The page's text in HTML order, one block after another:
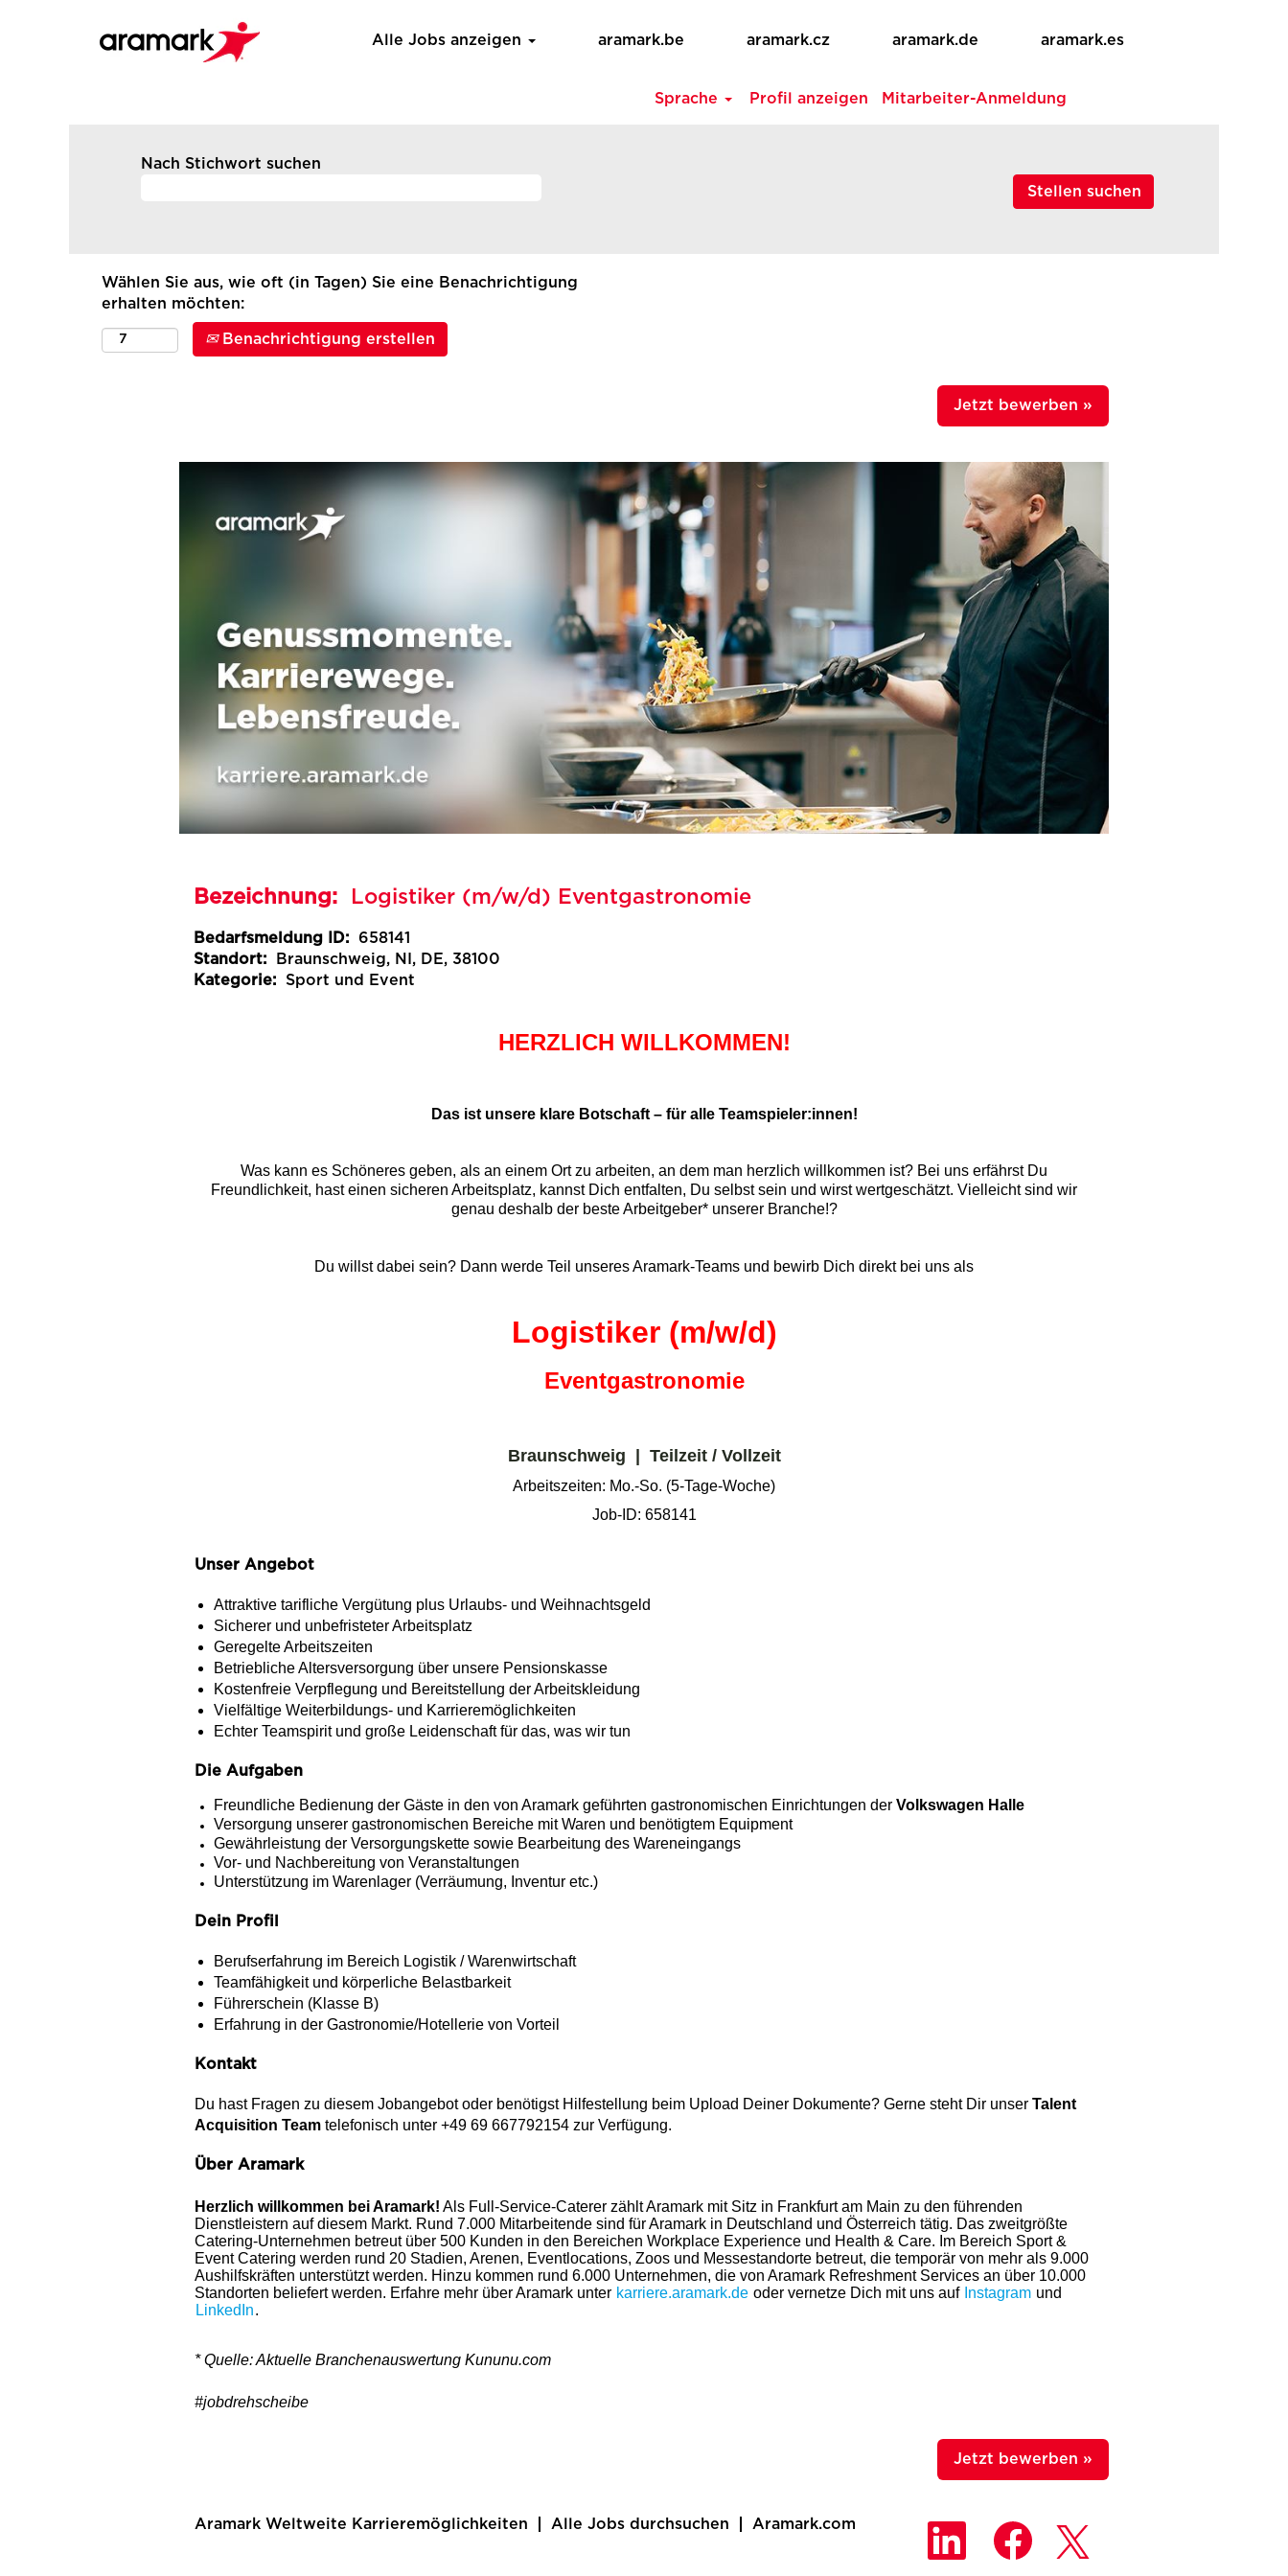
Alle Jobs anzeigen aramark.be aramark.cz aramark.de aramark.es
Sprache Profil anzeigen Mitarbeiter-Anmeldung
Nach Stichwort suchen
Wählen Sie aus, wie oft (in Tagen) Sie eine Benachrichtigung
erhalten möchten:
Benachrichtigung erstellen
Jetzt bewerben »
Bezeichnung: Logistiker (m/w/d) Eventgastronomie
Bedarfsmeldung ID: 658141
Standort:
Braunschweig, NI, DE, 38100
Kategorie: Sport und Event
HERZLICH WILLKOMMEN!
Das ist unsere klare Botschaft – für alle Teamspieler:innen!
Was kann es Schöneres geben, als an einem Ort zu arbeiten, an dem man herzlich willkommen ist? Bei uns erfährst Du
Freundlichkeit, hast einen sicheren Arbeitsplatz, kannst Dich entfalten, Du selbst sein und wirst wertgeschätzt. Vielleicht sind wir
genau deshalb der beste Arbeitgeber* unserer Branche!?
Du willst dabei sein? Dann werde Teil unseres Aramark-Teams und bewirb Dich direkt bei uns als
Logistiker (m/w/d)
Eventgastronomie
Braunschweig | Teilzeit / Vollzeit
Arbeitszeiten: Mo.-So. (5-Tage-Woche)
Job-ID: 658141
Unser Angebot
Attraktive tarifliche Vergütung plus Urlaubs- und Weihnachtsgeld
Sicherer und unbefristeter Arbeitsplatz
Geregelte Arbeitszeiten
Betriebliche Altersversorgung über unsere Pensionskasse
Kostenfreie Verpflegung und Bereitstellung der Arbeitskleidung
Vielfältige Weiterbildungs- und Karrieremöglichkeiten
Echter Teamspirit und große Leidenschaft für das, was wir tun
Die Aufgaben
Freundliche Bedienung der Gäste in den von Aramark geführten gastronomischen Einrichtungen der Volkswagen Halle
Versorgung unserer gastronomischen Bereiche mit Waren und benötigtem Equipment
Gewährleistung der Versorgungskette sowie Bearbeitung des Wareneingangs
Vor- und Nachbereitung von Veranstaltungen
Unterstützung im Warenlager (Verräumung, Inventur etc.)
Dein Profil
Berufserfahrung im Bereich Logistik / Warenwirtschaft
Teamfähigkeit und körperliche Belastbarkeit
Führerschein (Klasse B)
Erfahrung in der Gastronomie/Hotellerie von Vorteil
Kontakt
Du hast Fragen zu diesem Jobangebot oder benötigst Hilfestellung beim Upload Deiner Dokumente? Gerne steht Dir unser Talent
Acquisition Team telefonisch unter +49 69 667792154 zur Verfügung.
Über Aramark
Herzlich willkommen bei Aramark! Als Full-Service-Caterer zählt Aramark mit Sitz in Frankfurt am Main zu den führenden
Dienstleistern auf diesem Markt. Rund 7.000 Mitarbeitende sind für Aramark in Deutschland und Österreich tätig. Das zweitgrößte
Catering-Unternehmen betreut über 500 Kunden in den Bereichen Workplace Experience und Health & Care. Im Bereich Sport &
Event Catering werden rund 20 Stadien, Arenen, Eventlocations, Zoos und Messestandorte betreut, die temporär von mehr als 9.000
Aushilfskräften unterstützt werden. Hinzu kommen rund 6.000 Unternehmen, die von Aramark Refreshment Services an über 10.000
Standorten beliefert werden. Erfahre mehr über Aramark unter karriere.aramark.de oder vernetze Dich mit uns auf Instagram und
LinkedIn.
* Quelle: Aktuelle Branchenauswertung Kununu.com
#jobdrehscheibe
Jetzt bewerben »
Aramark Weltweite Karrieremöglichkeiten Alle Jobs durchsuchen Aramark.com
W
r
W
W
r